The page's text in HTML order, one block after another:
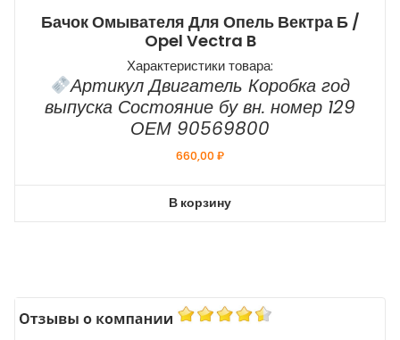
Бачок Омывателя Для Опель Вектра Б /
Opel Vectra B
Характеристики товара:
Артикул Двигатель Коробка год
выпуска Состояние бу вн. номер 129
ОЕМ 90569800
660,00₽
В корзину